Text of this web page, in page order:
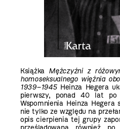
Książka Mężczyźni z
homoseksualnego więźnia
1939–1945 Heinza Hegera
pierwszy, ponad 40 lat po
Wspomnienia Heinza Hegera
nie tylko ze względu na
opis cierpienia tej grupy